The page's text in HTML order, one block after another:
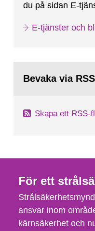
du på sidan E-
E-tjänster och
Bevaka via RSS
Skapa ett RSS-
För ett
ansvar inom
kärnsäkerhet och